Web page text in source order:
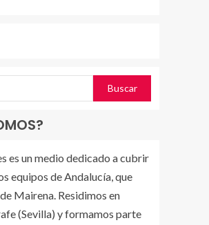
es un medio dedicado a cubrir
equipos de Andalucía, que
Mairena. Residimos en
(Sevilla) y formamos parte